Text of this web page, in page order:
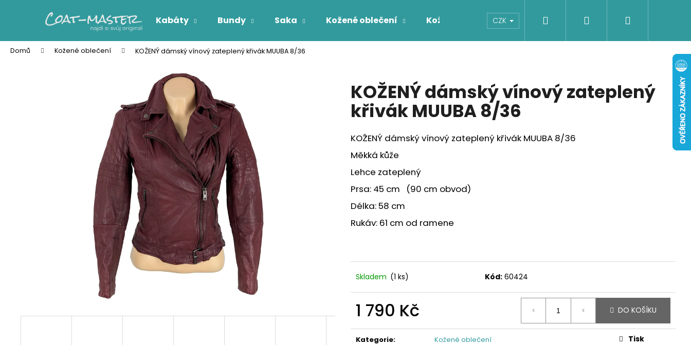
Kabáty Bundy Saka Kožené oblečení Kožichy Boty Dětské
CZK Přihlášení
Domů Kožené oblečení KOŽENÝ dámský vínový zateplený křivák MUUBA 8/36
KOŽENÝ dámský vínový zateplený
křivák MUUBA 8/36
KOŽENÝ dámský vínový zateplený křivák MUUBA 8/36
Měkká kůže
Lehce zateplený
Prsa: 45 cm (90 cm obvod)
Délka: 58 cm
Rukáv: 61 cm od ramene
Skladem (1 ks) Kód: 60424
1 790 Kč
cena:
DO KOŠÍKU
Kategorie:
Kožené oblečení
Tisk
í
Zpět
do
obchodu
Zpět
do
obchodu
Co potřebujete najít?
HLEDAT